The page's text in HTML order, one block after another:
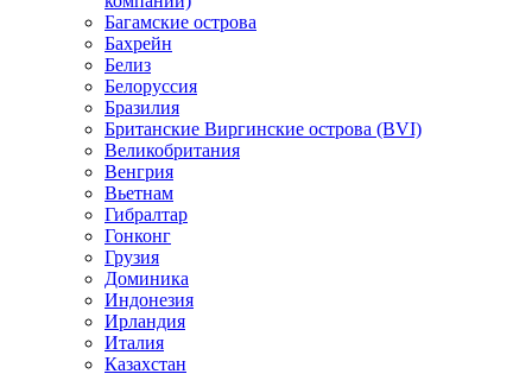
Багамские острова
Бахрейн
Белиз
Белоруссия
Бразилия
Британские Виргинские острова (BVI)
Великобритания
Венгрия
Вьетнам
Гибралтар
Гонконг
Грузия
Доминика
Индонезия
Ирландия
Италия
Казахстан